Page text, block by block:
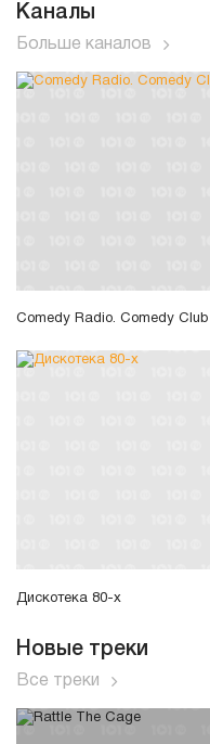
Каналы
Больше каналов
Comedy Radio. Comedy Club
Дискотека 80-х
Новые треки
Все треки